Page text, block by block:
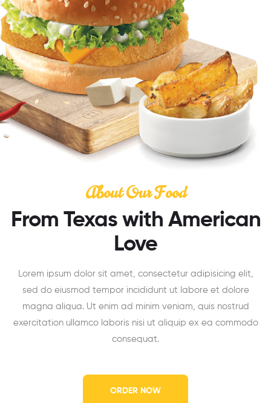
About Our Food
From Texas with American
Love
Lorem ipsum dolor sit amet, consectetur adipisicing elit,
sed do eiusmod tempor incididunt ut labore et dolore
magna aliqua. Ut enim ad minim veniam, quis nostrud
exercitation ullamco laboris nisi ut aliquip ex ea commodo
consequat.
ORDER NOW